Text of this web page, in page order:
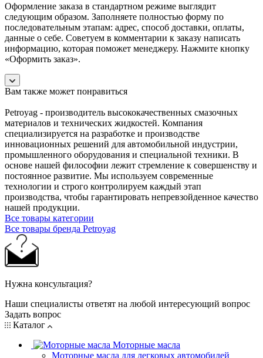
Оформление заказа в стандартном режиме выглядит
следующим образом. Заполняете полностью форму по
последовательным этапам: адрес, способ доставки, оплаты,
данные о себе. Советуем в комментарии к заказу написать
информацию, которая поможет менеджеру. Нажмите кнопку
«Оформить заказ».
Вам также может понравиться
Petroyag - производитель высококачественных смазочных
материалов и технических жидкостей. Компания
специализируется на разработке и производстве
инновационных решений для автомобильной индустрии,
промышленного оборудования и специальной техники. В
основе нашей философии лежит стремление к совершенству и
постоянное развитие. Мы используем современные
технологии и строго контролируем каждый этап
производства, чтобы гарантировать непревзойденное качество
нашей продукции.
Все товары категории
Все товары бренда Petroyag
Нужна консультация?
Наши специалисты ответят на любой интересующий вопрос
Задать вопрос
Каталог
Моторные масла
Моторные масла для легковых автомобилей